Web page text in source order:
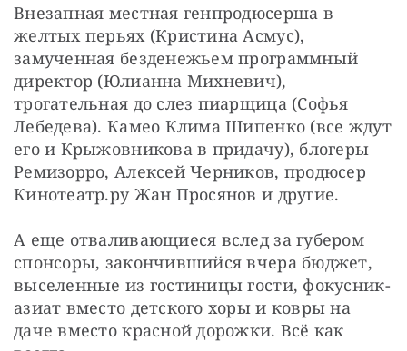
Внезапная местная генпродюсерша в
желтых перьях (Кристина Асмус),
замученная безденежьем программный
директор (Юлианна Михневич),
трогательная до слез пиарщица (Софья
Лебедева). Камео Клима Шипенко (все ждут
его и Крыжовникова в придачу), блогеры
Ремизорро, Алексей Черников, продюсер
Кинотеатр.ру Жан Просянов и другие.
А еще отваливающиеся вслед за губером
спонсоры, закончившийся вчера бюджет,
выселенные из гостиницы гости, фокусник-
азиат вместо детского хоры и ковры на
даче вместо красной дорожки. Всё как